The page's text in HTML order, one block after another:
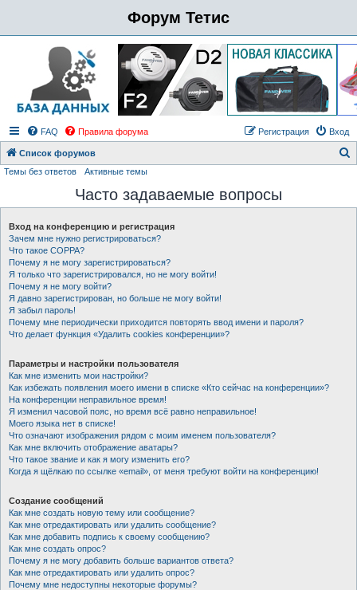
Форум Тетис
FAQ Правила форума Вход
Регистрация
Список форумов
с
Темы без ответов Активные темы
Часто задаваемые вопросы
Вход на конференцию и регистрация
Зачем мне нужно регистрироваться?
Что такое COPPA?
Почему я не могу зарегистрироваться?
Я только что зарегистрировался, но не могу войти!
Почему я не могу войти?
Я давно зарегистрирован, но больше не могу войти!
Я забыл пароль!
Почему мне периодически приходится повторять ввод имени и пароля?
Что делает функция «Удалить cookies конференции»?
Параметры и настройки пользователя
Как мне изменить мои настройки?
Как избежать появления моего имени в списке «Кто сейчас на конференции»?
На конференции неправильное время!
Я изменил часовой пояс, но время всё равно неправильное!
Моего языка нет в списке!
Что означают изображения рядом с моим именем пользователя?
Как мне включить отображение аватары?
Что такое звание и как я могу изменить его?
Когда я щёлкаю по ссылке «email», от меня требуют войти на конференцию!
Создание сообщений
Как мне создать новую тему или сообщение?
Как мне отредактировать или удалить сообщение?
Как мне добавить подпись к своему сообщению?
Как мне создать опрос?
Почему я не могу добавить больше вариантов ответа?
Как мне отредактировать или удалить опрос?
Почему мне недоступны некоторые форумы?